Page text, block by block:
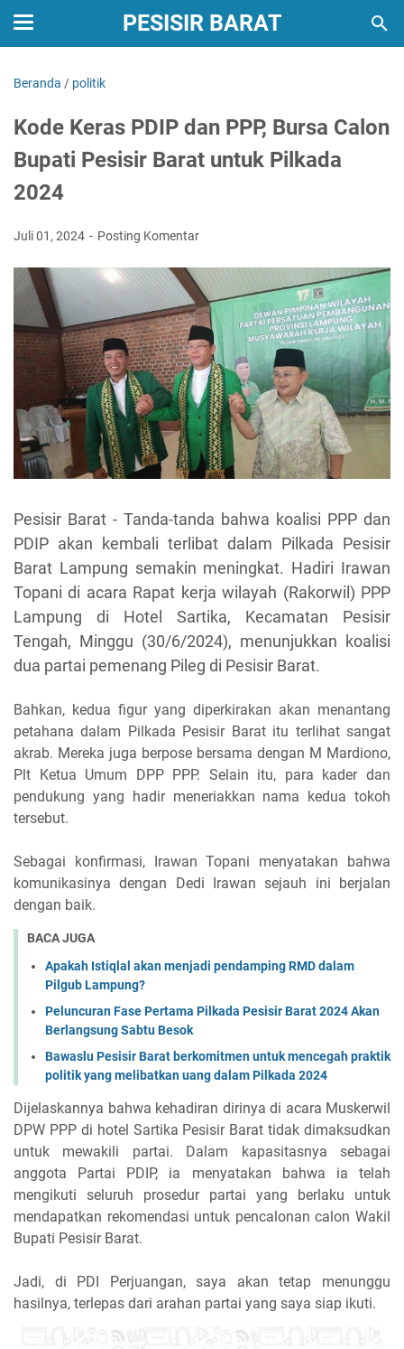
PESISIR BARAT
Beranda / politik
Kode Keras PDIP dan PPP, Bursa Calon
Bupati Pesisir Barat untuk Pilkada
2024
Juli 01, 2024 Posting Komentar
Pesisir Barat - Tanda-tanda bahwa koalisi PPP dan
PDIP akan kembali terlibat dalam Pilkada Pesisir
Barat Lampung semakin meningkat. Hadiri Irawan
Topani di acara Rapat kerja wilayah (Rakorwil) PPP
Lampung di Hotel Sartika, Kecamatan Pesisir
Tengah, Minggu (30/6/2024), menunjukkan koalisi
dua partai pemenang Pileg di Pesisir Barat.
Bahkan, kedua figur yang diperkirakan akan menantang
petahana dalam Pilkada Pesisir Barat itu terlihat sangat
akrab. Mereka juga berpose bersama dengan M Mardiono,
Plt Ketua Umum DPP PPP. Selain itu, para kader dan
pendukung yang hadir meneriakkan nama kedua tokoh
tersebut.
Sebagai konfirmasi, Irawan Topani menyatakan bahwa
komunikasinya dengan Dedi Irawan sejauh ini berjalan
dengan baik.
BACA JUGA
Apakah Istiqlal akan menjadi pendamping RMD dalam
Pilgub Lampung?
Peluncuran Fase Pertama Pilkada Pesisir Barat 2024 Akan
Berlangsung Sabtu Besok
Bawaslu Pesisir Barat berkomitmen untuk mencegah praktik
politik yang melibatkan uang dalam Pilkada 2024
Dijelaskannya bahwa kehadiran dirinya di acara Muskerwil
DPW PPP di hotel Sartika Pesisir Barat tidak dimaksudkan
untuk mewakili partai. Dalam kapasitasnya sebagai
anggota Partai PDIP, ia menyatakan bahwa ia telah
mengikuti seluruh prosedur partai yang berlaku untuk
mendapatkan rekomendasi untuk pencalonan calon Wakil
Bupati Pesisir Barat.
Jadi, di PDI Perjuangan, saya akan tetap menunggu
hasilnya, terlepas dari arahan partai yang saya siap ikuti.